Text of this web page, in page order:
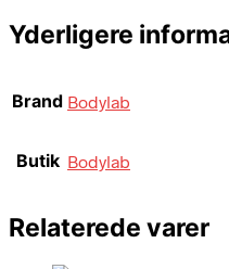
Yderligere
Brand Bodylab
Butik Bodylab
Relaterede varer